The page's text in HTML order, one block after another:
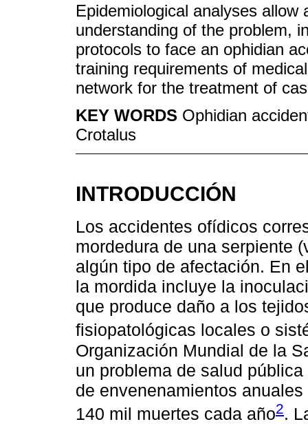
Epidemiological analyses
understanding of the problem,
protocols to face an ophidian
training requirements of
network for the treatment of
KEY WORDS Ophidian
Crotalus
INTRODUCCIÓN
Los accidentes ofídicos
mordedura de una serpiente
algún tipo de afectación. En
la mordida incluye la
que produce daño a los
fisiopatológicas locales o
Organización Mundial de la
un problema de salud
de envenenamientos
140 mil muertes cada año2.